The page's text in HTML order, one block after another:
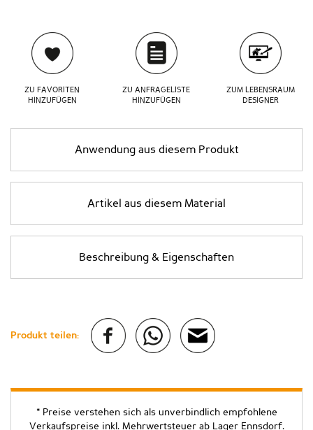
ZU FAVORITEN
HINZUFÜGEN
ZU ANFRAGELISTE
HINZUFÜGEN
ZUM LEBENSRAUM
DESIGNER
Anwendung aus diesem Produkt
Artikel aus diesem Material
Beschreibung & Eigenschaften
Produkt teilen:
* Preise verstehen sich als unverbindlich empfohlene
Verkaufspreise inkl. Mehrwertsteuer ab Lager Ennsdorf.